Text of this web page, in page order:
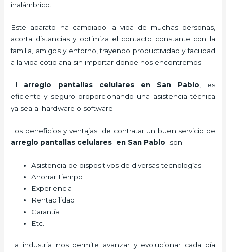
inalámbrico.
Este aparato ha cambiado la vida de muchas personas,
acorta distancias y optimiza el contacto constante con la
familia, amigos y entorno, trayendo productividad y facilidad
a la vida cotidiana sin importar donde nos encontremos.
El arreglo pantallas celulares en San Pablo , es
eficiente y seguro proporcionando una asistencia técnica
ya sea al hardware o software.
Los beneficios y ventajas de contratar un buen servicio de
arreglo pantallas celulares en San Pablo son:
Asistencia de dispositivos de diversas tecnologías
Ahorrar tiempo
Experiencia
Rentabilidad
Garantía
Etc.
La industria nos permite avanzar y evolucionar cada día